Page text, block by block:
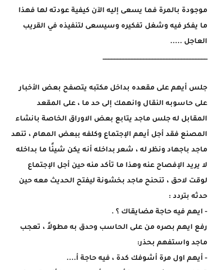
موجودة بالمرة فما يسعى إليه الآن كيفية عودته لها فهذا
ما يفكر فيه وشغل تفكيره وسيسعى لتنفيذه في القريب
العاجل .....
____________________________________
جلس أيهم على مقعده بداخل مكتبه يتصفح بعض الأخبار
على حاسوبه النقال وانهمك إلى حد ما ، على المقعد
المقابل له جلس ماجد يتابع بعض الاوراق الخاصة بانشاء
المصنع فقد أجل أيهم الإجتماع وكلفه ببعض المهام ، تنهد
ماجد باجهاد ونظر له ، شعر بداخله أنه يكن شيئًا ما بداخله
لا يريد الإفصاح عنه وهذا ما تأكد منه حين أجل الإجتماع
لوقت لاحق ، تنحنح ماجد بخشونة ليفتح الحديث معه حين
حدثه بتردد :
- ايهم فيه حاجة مضايقاك ؟ .
رفع ايهم بصره من على الحاسب وحدق به مطولاً ، تعجب
ماجد واستفهم بحذر:
- أيهم اول مرة أشوفك كدة ، فيه حاجة أ....